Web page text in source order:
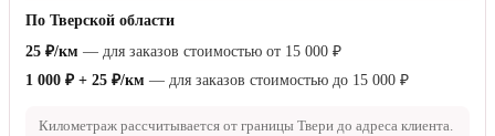
По Тверской области
25 ₽/км — для заказов стоимостью от 15 000 ₽
1 000 ₽ + 25 ₽/км — для заказов стоимостью до 15 000 ₽
Километраж рассчитывается от границы Твери до адреса клиента.